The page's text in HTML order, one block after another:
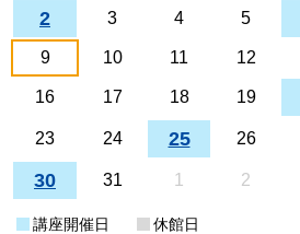
2 3 4 5
9 10 11 12
16 17 18 19
23 24 25 26
30 31 1 2
講座開催日 休館日